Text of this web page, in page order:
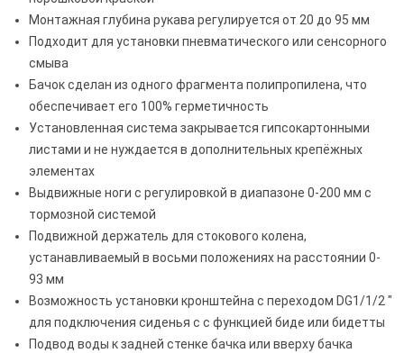
Монтажная глубина рукава регулируется от 20 до 95 мм
Подходит для установки пневматического или сенсорного
смыва
Бачок сделан из одного фрагмента полипропилена, что
обеспечивает его 100% герметичность
Установленная система закрывается гипсокартонными
листами и не нуждается в дополнительных крепёжных
элементах
Выдвижные ноги с регулировкой в диапазоне 0-200 мм с
тормозной системой
Подвижной держатель для стокового колена,
устанавливаемый в восьми положениях на расстоянии 0-
93 мм
Возможность установки кронштейна с переходом DG1/1/2 "
для подключения сиденья c с функцией биде или бидетты
Подвод воды к задней стенке бачка или вверху бачка